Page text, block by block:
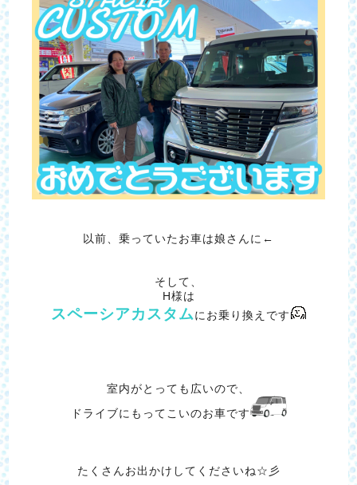
以前、乗っていたお車は娘さんに←
そして、
H様は
スペーシアカスタムにお乗り換えです
室内がとっても広いので、
ドライブにもってこいのお車です
たくさんお出かけしてくださいね☆彡